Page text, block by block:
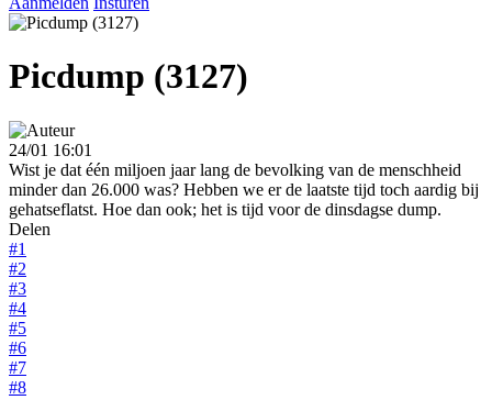
Picdump (3127)
24/01 16:01
Wist je dat één miljoen jaar lang de bevolking van de menschheid
minder dan 26.000 was? Hebben we er de laatste tijd toch aardig bij
gehatseflatst. Hoe dan ook; het is tijd voor de dinsdagse dump.
Delen
#1
#2
#3
#4
#5
#6
#7
#8